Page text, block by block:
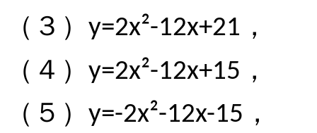
（３） y=2x²-12x+21 ，
（４） y=2x²-12x+15 ，
（５） y=-2x²-12x-15 ，